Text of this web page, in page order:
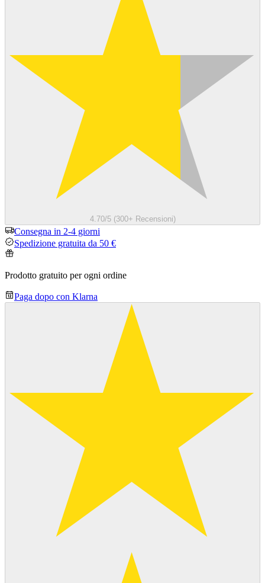
4.70/5 (300+ Recensioni)
Consegna in 2-4 giorni
Spedizione gratuita da 50 €
Prodotto gratuito per ogni ordine
Paga dopo con Klarna